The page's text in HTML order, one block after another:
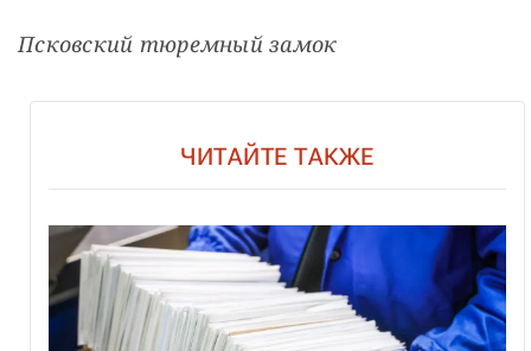
Псковский тюремный замок
ЧИТАЙТЕ ТАКЖЕ